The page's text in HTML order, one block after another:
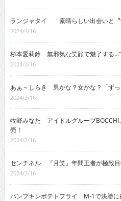
ランジャタイ 「素晴らしい出会いと〝
2024/4/16
杉本愛莉鈴 無邪気な笑顔で魅了する…“
2024/3/16
あぁ～しらき 男かな？女かな？「ずっ
2024/3/16
牧野みなた アイドルグループ
売！
2024/2/16
センチネル 『月笑』年間王者が極致目
2024/2/16
パンプキンポテトフライ M-1で決勝に